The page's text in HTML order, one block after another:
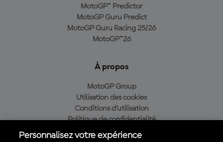
MotoGP™ Predictor
MotoGP Guru Predict
MotoGP Guru Racing 25/26
MotoGP™26
À propos
MotoGP Group
Utilisation des cookies
Conditions d'utilisation
Politique de confidentialité
Politique d’achat
Personnalisez votre expérience